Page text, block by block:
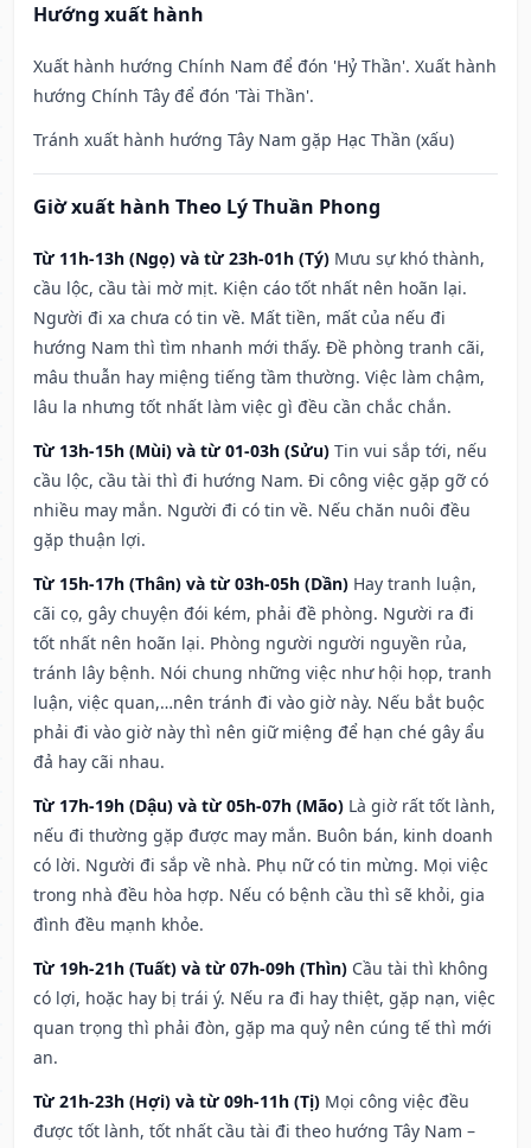
Hướng xuất hành
Xuất hành hướng Chính Nam để đón 'Hỷ Thần'. Xuất hành
hướng Chính Tây để đón 'Tài Thần'.
Tránh xuất hành hướng Tây Nam gặp Hạc Thần (xấu)
Giờ xuất hành Theo Lý Thuần Phong
Từ 11h-13h (Ngọ) và từ 23h-01h (Tý) Mưu sự khó thành,
cầu lộc, cầu tài mờ mịt. Kiện cáo tốt nhất nên hoãn lại.
Người đi xa chưa có tin về. Mất tiền, mất của nếu đi
hướng Nam thì tìm nhanh mới thấy. Đề phòng tranh cãi,
mâu thuẫn hay miệng tiếng tầm thường. Việc làm chậm,
lâu la nhưng tốt nhất làm việc gì đều cần chắc chắn.
Từ 13h-15h (Mùi) và từ 01-03h (Sửu) Tin vui sắp tới, nếu
cầu lộc, cầu tài thì đi hướng Nam. Đi công việc gặp gỡ có
nhiều may mắn. Người đi có tin về. Nếu chăn nuôi đều
gặp thuận lợi.
Từ 15h-17h (Thân) và từ 03h-05h (Dần) Hay tranh luận,
cãi cọ, gây chuyện đói kém, phải đề phòng. Người ra đi
tốt nhất nên hoãn lại. Phòng người người nguyền rủa,
tránh lây bệnh. Nói chung những việc như hội họp, tranh
luận, việc quan,…nên tránh đi vào giờ này. Nếu bắt buộc
phải đi vào giờ này thì nên giữ miệng để hạn ché gây ẩu
đả hay cãi nhau.
Từ 17h-19h (Dậu) và từ 05h-07h (Mão) Là giờ rất tốt lành,
nếu đi thường gặp được may mắn. Buôn bán, kinh doanh
có lời. Người đi sắp về nhà. Phụ nữ có tin mừng. Mọi việc
trong nhà đều hòa hợp. Nếu có bệnh cầu thì sẽ khỏi, gia
đình đều mạnh khỏe.
Từ 19h-21h (Tuất) và từ 07h-09h (Thìn) Cầu tài thì không
có lợi, hoặc hay bị trái ý. Nếu ra đi hay thiệt, gặp nạn, việc
quan trọng thì phải đòn, gặp ma quỷ nên cúng tế thì mới
an.
Từ 21h-23h (Hợi) và từ 09h-11h (Tị) Mọi công việc đều
được tốt lành, tốt nhất cầu tài đi theo hướng Tây Nam –